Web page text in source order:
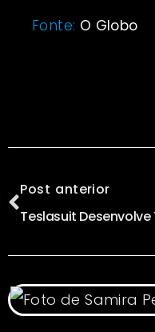
Fonte: O Globo
Post anterior